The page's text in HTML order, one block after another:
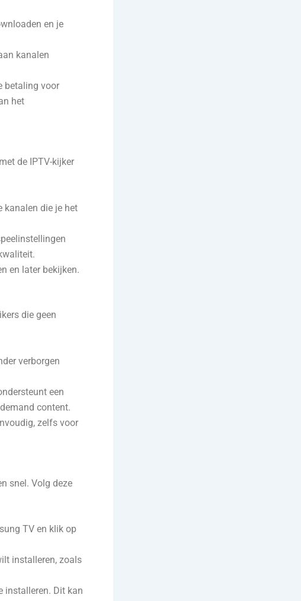
en je
kanalen
betaling voor
het
de IPTV-kijker
kanalen die je het
en later bekijken.
die geen
verborgen
een
content.
zelfs voor
snel. Volg deze
TV en klik op
installeren, zoals
installeren. Dit kan